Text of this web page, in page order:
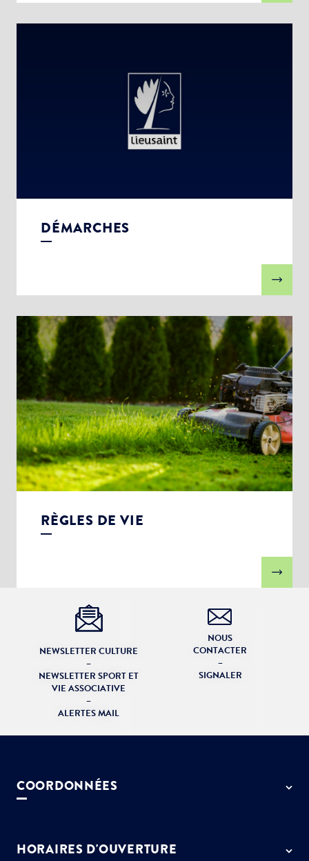
DÉMARCHES
RÈGLES DE VIE
NEWSLETTER CULTURE
–
NEWSLETTER SPORT ET
VIE ASSOCIATIVE
–
ALERTES MAIL
NOUS
CONTACTER
–
SIGNALER
COORDONNÉES
01 64 13 55 55
HORAIRES D'OUVERTURE